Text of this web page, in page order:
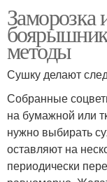
Заморозка
методы
Сушку делают
Собранные
на бумажной или
нужно выбирать
оставляют на
периодически